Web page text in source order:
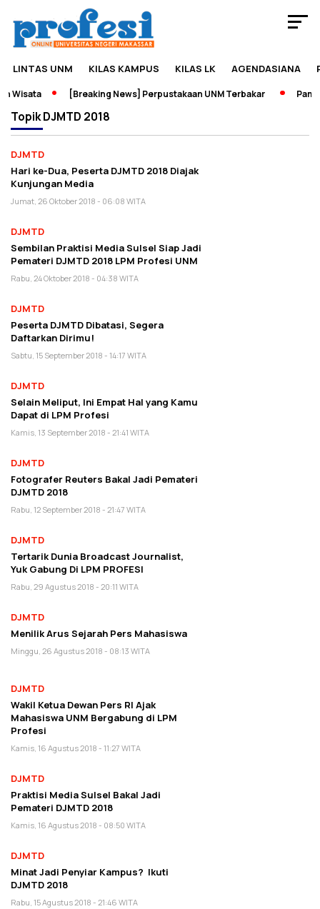
LINTAS UNM KILAS KAMPUS KILAS LK AGENDASIANA
Wisata [Breaking News] Perpustakaan UNM Terbakar
TopikDJMTD 2018
DJMTD
Hari ke-Dua, Peserta DJMTD 2018 Diajak
Kunjungan Media
Jumat, 26 Oktober 2018 - 06:08 WITA
DJMTD
Sembilan Praktisi Media Sulsel Siap Jadi
Pemateri DJMTD 2018 LPM Profesi UNM
Rabu, 24 Oktober 2018 - 04:38 WITA
DJMTD
Peserta DJMTD Dibatasi, Segera
Daftarkan Dirimu!
Sabtu, 15 September 2018 - 14:17 WITA
DJMTD
Selain Meliput, Ini Empat Hal yang Kamu
Dapat di LPM Profesi
Kamis, 13 September 2018 - 21:41 WITA
DJMTD
Fotografer Reuters Bakal Jadi Pemateri
DJMTD 2018
Rabu, 12 September 2018 - 21:47 WITA
DJMTD
Tertarik Dunia Broadcast Journalist,
Yuk Gabung Di LPM PROFESI
Rabu, 29 Agustus 2018 - 20:11 WITA
DJMTD
Menilik Arus Sejarah Pers Mahasiswa
Minggu, 26 Agustus 2018 - 08:13 WITA
DJMTD
Wakil Ketua Dewan Pers RI Ajak
Mahasiswa UNM Bergabung di LPM
Profesi
Kamis, 16 Agustus 2018 - 11:27 WITA
DJMTD
Praktisi Media Sulsel Bakal Jadi
Pemateri DJMTD 2018
Kamis, 16 Agustus 2018 - 08:50 WITA
DJMTD
Minat Jadi Penyiar Kampus? Ikuti
DJMTD 2018
Rabu, 15 Agustus 2018 - 21:46 WITA